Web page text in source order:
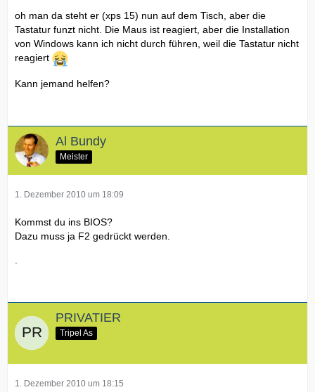
oh man da steht er (xps 15) nun auf dem Tisch, aber die
Tastatur funzt nicht. Die Maus ist reagiert, aber die Installation
von Windows kann ich nicht durch führen, weil die Tastatur nicht
reagiert
Kann jemand helfen?
Al Bundy
Meister
1. Dezember 2010 um 18:09
Kommst du ins BIOS?
Dazu muss ja F2 gedrückt werden.
PRIVATIER
Tripel As
1. Dezember 2010 um 18:15